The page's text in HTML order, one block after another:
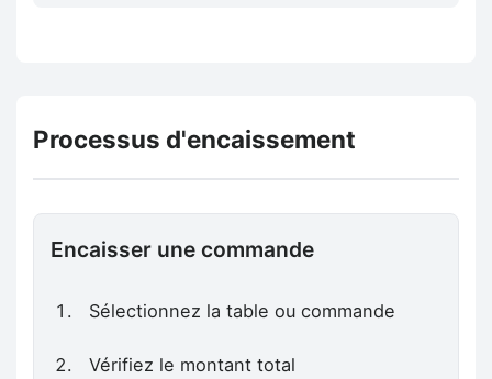
Processus d'encaissement
Encaisser une commande
Sélectionnez la table ou commande
Vérifiez le montant total